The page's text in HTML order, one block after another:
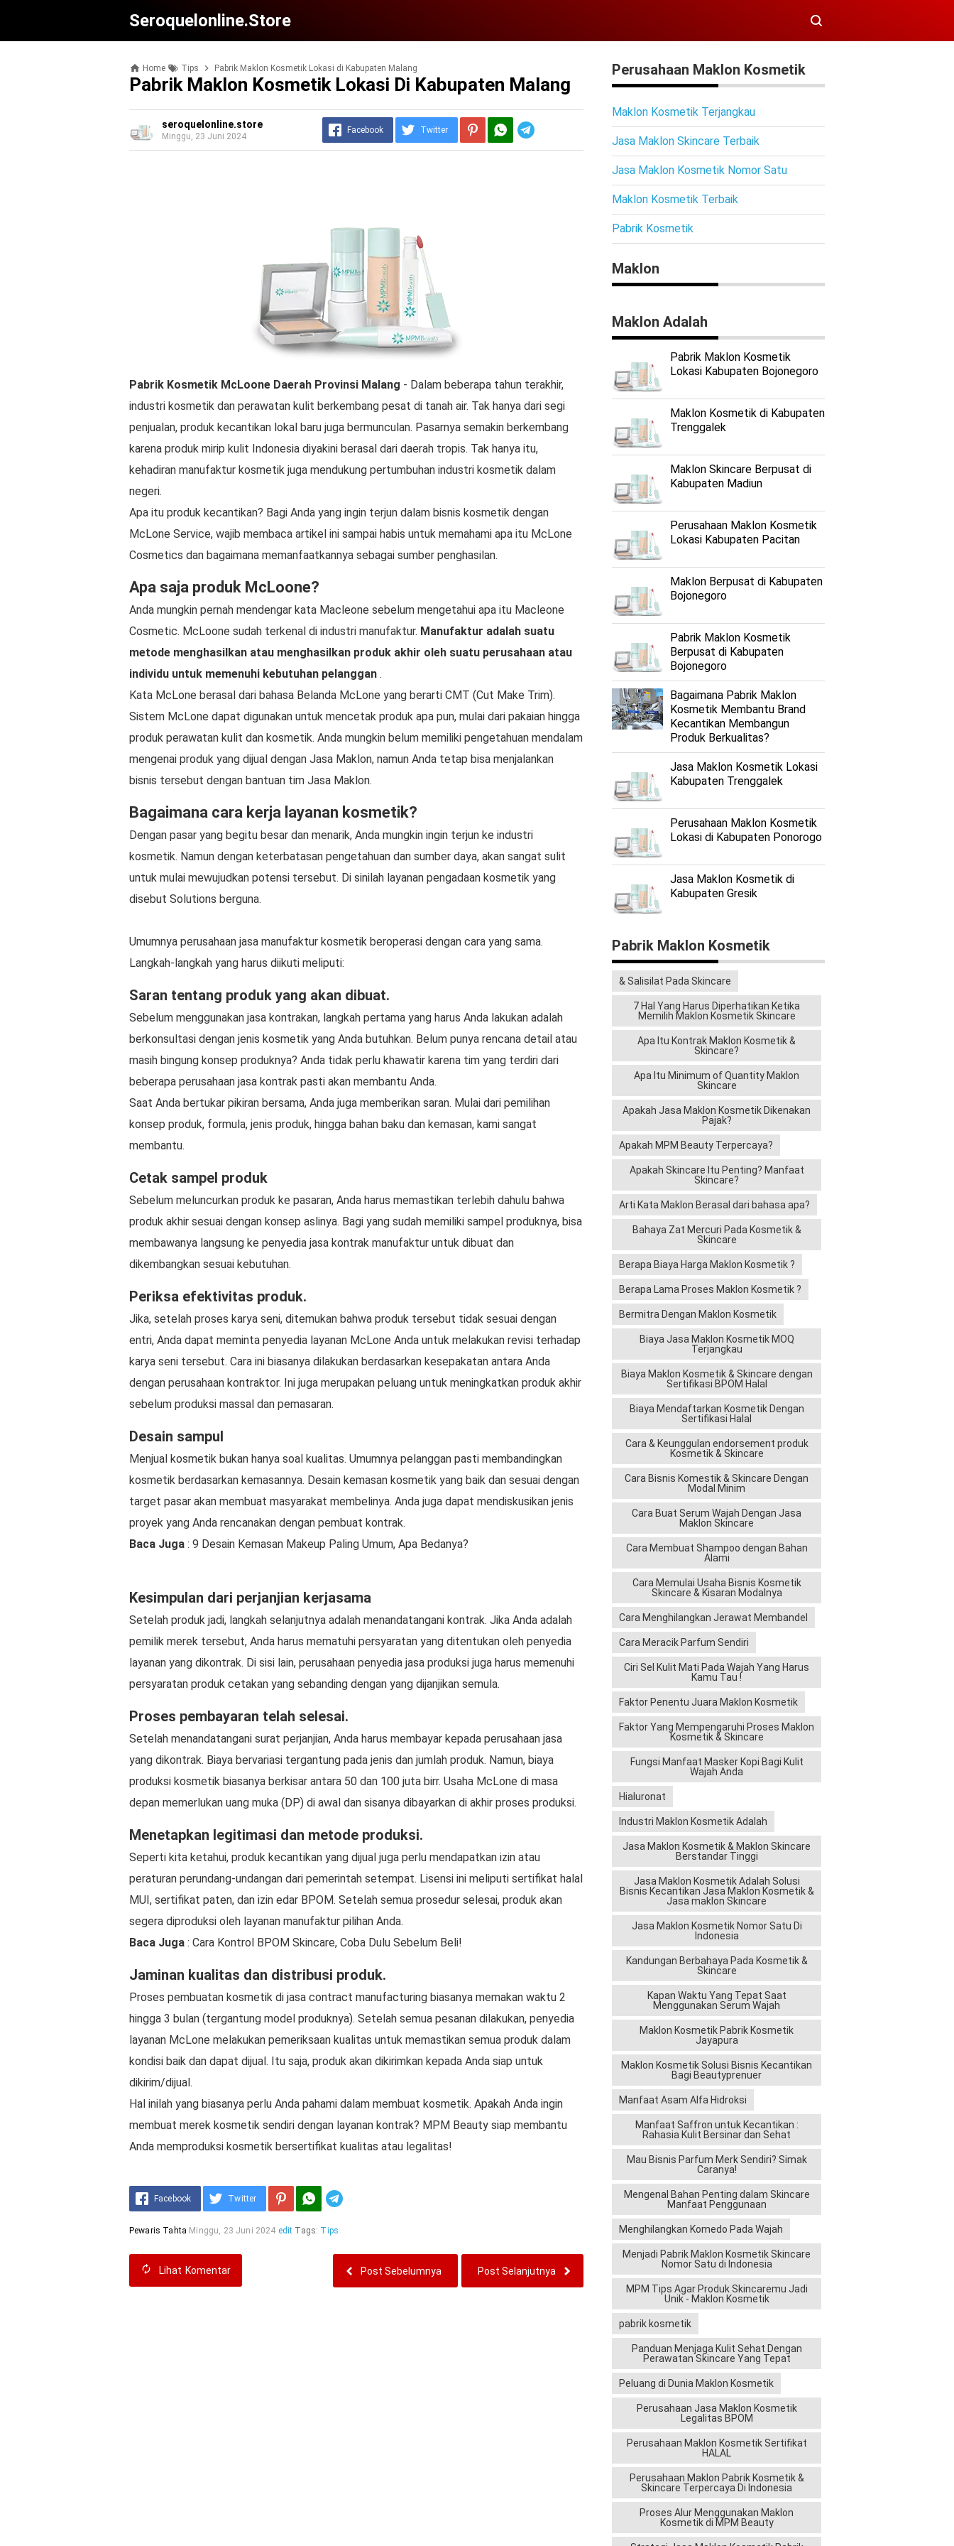
Seroquelonline.store
Home Tips Pabrik Maklon Kosmetik Lokasi di Kabupaten Malang
Pabrik Maklon Kosmetik Lokasi Di Kabupaten Malang
seroquelonline.store
Minggu, 23 Juni 2024
Facebook Twitter
Pabrik Kosmetik McLoone Daerah Provinsi Malang - Dalam beberapa tahun terakhir,
industri kosmetik dan perawatan kulit berkembang pesat di tanah air. Tak hanya dari segi
penjualan, produk kecantikan lokal baru juga bermunculan. Pasarnya semakin berkembang
karena produk mirip kulit Indonesia diyakini berasal dari daerah tropis. Tak hanya itu,
kehadiran manufaktur kosmetik juga mendukung pertumbuhan industri kosmetik dalam
negeri.
Apa itu produk kecantikan? Bagi Anda yang ingin terjun dalam bisnis kosmetik dengan
McLone Service, wajib membaca artikel ini sampai habis untuk memahami apa itu McLone
Cosmetics dan bagaimana memanfaatkannya sebagai sumber penghasilan.
Apa saja produk McLoone?
Anda mungkin pernah mendengar kata Macleone sebelum mengetahui apa itu Macleone
Cosmetic. McLoone sudah terkenal di industri manufaktur. Manufaktur adalah suatu
metode menghasilkan atau menghasilkan produk akhir oleh suatu perusahaan atau
individu untuk memenuhi kebutuhan pelanggan .
Kata McLone berasal dari bahasa Belanda McLone yang berarti CMT (Cut Make Trim).
Sistem McLone dapat digunakan untuk mencetak produk apa pun, mulai dari pakaian hingga
produk perawatan kulit dan kosmetik. Anda mungkin belum memiliki pengetahuan mendalam
mengenai produk yang dijual dengan Jasa Maklon, namun Anda tetap bisa menjalankan
bisnis tersebut dengan bantuan tim Jasa Maklon.
Bagaimana cara kerja layanan kosmetik?
Dengan pasar yang begitu besar dan menarik, Anda mungkin ingin terjun ke industri
kosmetik. Namun dengan keterbatasan pengetahuan dan sumber daya, akan sangat sulit
untuk mulai mewujudkan potensi tersebut. Di sinilah layanan pengadaan kosmetik yang
disebut Solutions berguna.
Umumnya perusahaan jasa manufaktur kosmetik beroperasi dengan cara yang sama.
Langkah-langkah yang harus diikuti meliputi:
Saran tentang produk yang akan dibuat.
Sebelum menggunakan jasa kontrakan, langkah pertama yang harus Anda lakukan adalah
berkonsultasi dengan jenis kosmetik yang Anda butuhkan. Belum punya rencana detail atau
masih bingung konsep produknya? Anda tidak perlu khawatir karena tim yang terdiri dari
beberapa perusahaan jasa kontrak pasti akan membantu Anda.
Saat Anda bertukar pikiran bersama, Anda juga memberikan saran. Mulai dari pemilihan
konsep produk, formula, jenis produk, hingga bahan baku dan kemasan, kami sangat
membantu.
Cetak sampel produk
Sebelum meluncurkan produk ke pasaran, Anda harus memastikan terlebih dahulu bahwa
produk akhir sesuai dengan konsep aslinya. Bagi yang sudah memiliki sampel produknya, bisa
membawanya langsung ke penyedia jasa kontrak manufaktur untuk dibuat dan
dikembangkan sesuai kebutuhan.
Periksa efektivitas produk.
Jika, setelah proses karya seni, ditemukan bahwa produk tersebut tidak sesuai dengan
entri, Anda dapat meminta penyedia layanan McLone Anda untuk melakukan revisi terhadap
karya seni tersebut. Cara ini biasanya dilakukan berdasarkan kesepakatan antara Anda
dengan perusahaan kontraktor. Ini juga merupakan peluang untuk meningkatkan produk akhir
sebelum produksi massal dan pemasaran.
Desain sampul
Menjual kosmetik bukan hanya soal kualitas. Umumnya pelanggan pasti membandingkan
kosmetik berdasarkan kemasannya. Desain kemasan kosmetik yang baik dan sesuai dengan
target pasar akan membuat masyarakat membelinya. Anda juga dapat mendiskusikan jenis
proyek yang Anda rencanakan dengan pembuat kontrak.
Baca Juga : 9 Desain Kemasan Makeup Paling Umum, Apa Bedanya?
Kesimpulan dari perjanjian kerjasama
Setelah produk jadi, langkah selanjutnya adalah menandatangani kontrak. Jika Anda adalah
pemilik merek tersebut, Anda harus mematuhi persyaratan yang ditentukan oleh penyedia
layanan yang dikontrak. Di sisi lain, perusahaan penyedia jasa produksi juga harus memenuhi
persyaratan produk cetakan yang sebanding dengan yang dijanjikan semula.
Proses pembayaran telah selesai.
Setelah menandatangani surat perjanjian, Anda harus membayar kepada perusahaan jasa
yang dikontrak. Biaya bervariasi tergantung pada jenis dan jumlah produk. Namun, biaya
produksi kosmetik biasanya berkisar antara 50 dan 100 juta birr. Usaha McLone di masa
depan memerlukan uang muka (DP) di awal dan sisanya dibayarkan di akhir proses produksi.
Menetapkan legitimasi dan metode produksi.
Seperti kita ketahui, produk kecantikan yang dijual juga perlu mendapatkan izin atau
peraturan perundang-undangan dari pemerintah setempat. Lisensi ini meliputi sertifikat halal
MUI, sertifikat paten, dan izin edar BPOM. Setelah semua prosedur selesai, produk akan
segera diproduksi oleh layanan manufaktur pilihan Anda.
Baca Juga : Cara Kontrol BPOM Skincare, Coba Dulu Sebelum Beli!
Jaminan kualitas dan distribusi produk.
Proses pembuatan kosmetik di jasa contract manufacturing biasanya memakan waktu 2
hingga 3 bulan (tergantung model produknya). Setelah semua pesanan dilakukan, penyedia
layanan McLone melakukan pemeriksaan kualitas untuk memastikan semua produk dalam
kondisi baik dan dapat dijual. Itu saja, produk akan dikirimkan kepada Anda siap untuk
dikirim/dijual.
Hal inilah yang biasanya perlu Anda pahami dalam membuat kosmetik. Apakah Anda ingin
membuat merek kosmetik sendiri dengan layanan kontrak? MPM Beauty siap membantu
Anda memproduksi kosmetik bersertifikat kualitas atau legalitas!
Facebook Twitter
Pewaris Tahta Minggu, 23 Juni 2024 edit Tags: Tips
Lihat Komentar Post Selanjutnya
Post Sebelumnya
Perusahaan Maklon Kosmetik
Maklon Kosmetik Terjangkau
Jasa Maklon Skincare Terbaik
Jasa Maklon Kosmetik Nomor Satu
Maklon Kosmetik Terbaik
Pabrik Kosmetik
Maklon
Maklon Adalah
Pabrik Maklon Kosmetik
Lokasi Kabupaten Bojonegoro
Maklon Kosmetik di Kabupaten
Trenggalek
Maklon Skincare Berpusat di
Kabupaten Madiun
Perusahaan Maklon Kosmetik
Lokasi Kabupaten Pacitan
Maklon Berpusat di Kabupaten
Bojonegoro
Pabrik Maklon Kosmetik
Berpusat di Kabupaten
Bojonegoro
Bagaimana Pabrik Maklon
Kosmetik Membantu Brand
Kecantikan Membangun
Produk Berkualitas?
Jasa Maklon Kosmetik Lokasi
Kabupaten Trenggalek
Perusahaan Maklon Kosmetik
Lokasi di Kabupaten Ponorogo
Jasa Maklon Kosmetik di
Kabupaten Gresik
Pabrik Maklon Kosmetik
& Salisilat Pada Skincare
7 Hal Yang Harus Diperhatikan Ketika
Memilih Maklon Kosmetik Skincare
Apa Itu Kontrak Maklon Kosmetik &
Skincare?
Apa Itu Minimum of Quantity Maklon
Skincare
Apakah Jasa Maklon Kosmetik Dikenakan
Pajak?
Apakah MPM Beauty Terpercaya?
Apakah Skincare Itu Penting? Manfaat
Skincare?
Arti Kata Maklon Berasal dari bahasa apa?
Bahaya Zat Mercuri Pada Kosmetik &
Skincare
Berapa Biaya Harga Maklon Kosmetik ?
Berapa Lama Proses Maklon Kosmetik ?
Bermitra Dengan Maklon Kosmetik
Biaya Jasa Maklon Kosmetik MOQ
Terjangkau
Biaya Maklon Kosmetik & Skincare dengan
Sertifikasi BPOM Halal
Biaya Mendaftarkan Kosmetik Dengan
Sertifikasi Halal
Cara & Keunggulan endorsement produk
Kosmetik & Skincare
Cara Bisnis Komestik & Skincare Dengan
Modal Minim
Cara Buat Serum Wajah Dengan Jasa
Maklon Skincare
Cara Membuat Shampoo dengan Bahan
Alami
Cara Memulai Usaha Bisnis Kosmetik
Skincare & Kisaran Modalnya
Cara Menghilangkan Jerawat Membandel
Cara Meracik Parfum Sendiri
Ciri Sel Kulit Mati Pada Wajah Yang Harus
Kamu Tau !
Faktor Penentu Juara Maklon Kosmetik
Faktor Yang Mempengaruhi Proses Maklon
Kosmetik & Skincare
Fungsi Manfaat Masker Kopi Bagi Kulit
Wajah Anda
Hialuronat
Industri Maklon Kosmetik Adalah
Jasa Maklon Kosmetik & Maklon Skincare
Berstandar Tinggi
Jasa Maklon Kosmetik Adalah Solusi
Bisnis Kecantikan Jasa Maklon Kosmetik &
Jasa maklon Skincare
Jasa Maklon Kosmetik Nomor Satu Di
Indonesia
Kandungan Berbahaya Pada Kosmetik &
Skincare
Kapan Waktu Yang Tepat Saat
Menggunakan Serum Wajah
Maklon Kosmetik Pabrik Kosmetik
Jayapura
Maklon Kosmetik Solusi Bisnis Kecantikan
Bagi Beautyprenuer
Manfaat Asam Alfa Hidroksi
Manfaat Saffron untuk Kecantikan :
Rahasia Kulit Bersinar dan Sehat
Mau Bisnis Parfum Merk Sendiri? Simak
Caranya!
Mengenal Bahan Penting dalam Skincare
Manfaat Penggunaan
Menghilangkan Komedo Pada Wajah
Menjadi Pabrik Maklon Kosmetik Skincare
Nomor Satu di Indonesia
MPM Tips Agar Produk Skincaremu Jadi
Unik - Maklon Kosmetik
pabrik kosmetik
Panduan Menjaga Kulit Sehat Dengan
Perawatan Skincare Yang Tepat
Peluang di Dunia Maklon Kosmetik
Perusahaan Jasa Maklon Kosmetik
Legalitas BPOM
Perusahaan Maklon Kosmetik Sertifikat
HALAL
Perusahaan Maklon Pabrik Kosmetik &
Skincare Terpercaya Di Indonesia
Proses Alur Menggunakan Maklon
Kosmetik di MPM Beauty